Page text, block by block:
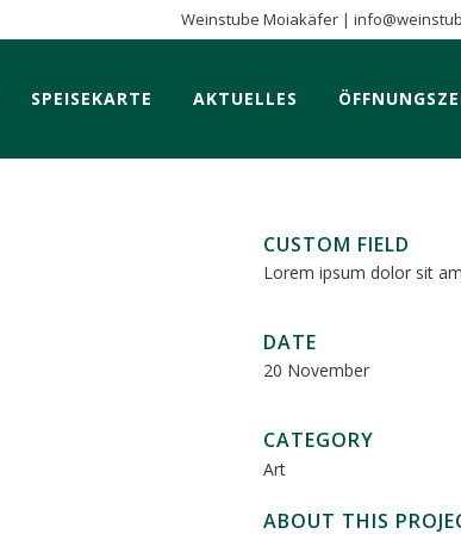
Weinstube Moiakäfer |
SPEISEKARTE AKTUELLES
CUSTOM FIELD
Lorem ipsum dolor sit
DATE
20 November
CATEGORY
Art
ABOUT THIS